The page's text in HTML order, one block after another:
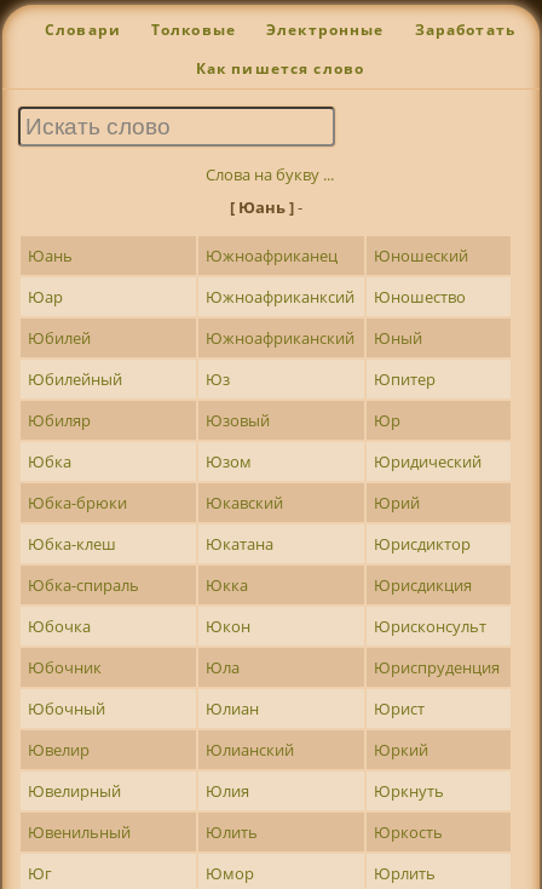
Словари Толковые Электронные Заработать
Как пишется слово
Слова на букву ...
[ Юань ]-
Юань Южноафриканец
Юношеский
Юар
Южноафриканксий
Юношество
Юбилей
Южноафриканский
Юный
Юбилейный
Юз
Юпитер
Юбиляр
Юзовый
Юр
Юбка
Юзом
Юридический
Юбка-брюки
Юкавский
Юрий
Юбка-клеш
Юкатана
Юрисдиктор
Юбка-спираль
Юкка
Юрисдикция
Юбочка
Юкон
Юрисконсульт
Юбочник
Юла
Юриспруденция
Юбочный
Юлиан
Юрист
Ювелир
Юлианский
Юркий
Ювелирный
Юлия
Юркнуть
Ювенильный
Юлить
Юркость
Юг
Юмор
Юрлить